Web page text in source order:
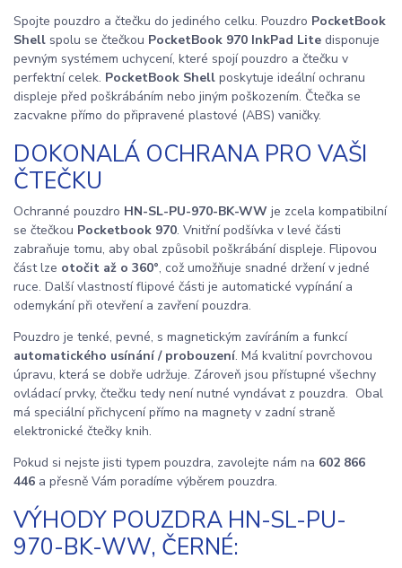
Spojte pouzdro a čtečku do jediného celku. Pouzdro PocketBook
Shell spolu se čtečkou PocketBook 970 InkPad Lite disponuje
pevným systémem uchycení, které spojí pouzdro a čtečku v
perfektní celek. PocketBook Shell poskytuje ideální ochranu
displeje před poškrábáním nebo jiným poškozením. Čtečka se
zacvakne přímo do připravené plastové (ABS) vaničky.
DOKONALÁ OCHRANA PRO VAŠI
ČTEČKU
Ochranné pouzdro HN-SL-PU-970-BK-WW je zcela kompatibilní
se čtečkou Pocketbook 970. Vnitřní podšívka v levé části
zabraňuje tomu, aby obal způsobil poškrábání displeje. Flipovou
část lze otočit až o 360°, což umožňuje snadné držení v jedné
ruce. Další vlastností flipové části je automatické vypínání a
odemykání při otevření a zavření pouzdra.
Pouzdro je tenké, pevné, s magnetickým zavíráním a funkcí
automatického usínání / probouzení. Má kvalitní povrchovou
úpravu, která se dobře udržuje. Zároveň jsou přístupné všechny
ovládací prvky, čtečku tedy není nutné vyndávat z pouzdra. Obal
má speciální přichycení přímo na magnety v zadní straně
elektronické čtečky knih.
Pokud si nejste jisti typem pouzdra, zavolejte nám na 602 866
446 a přesně Vám poradíme výběrem pouzdra.
VÝHODY POUZDRA HN-SL-PU-
970-BK-WW, ČERNÉ: